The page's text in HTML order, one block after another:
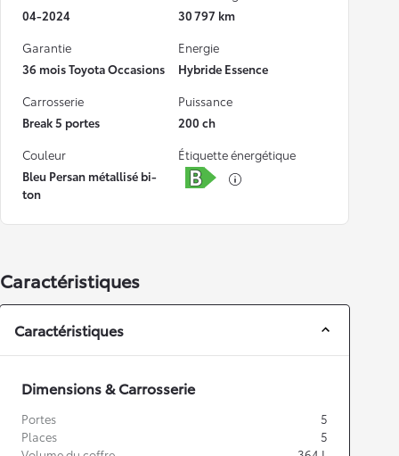
04-2024
30 797 km
Garantie
36 mois Toyota Occasions
Energie
Hybride Essence
Carrosserie
Break 5 portes
Puissance
200 ch
Couleur
Bleu Persan métallisé bi-
ton
Étiquette énergétique
Caractéristiques
Caractéristiques
Dimensions & Carrosserie
Portes
5
Places
5